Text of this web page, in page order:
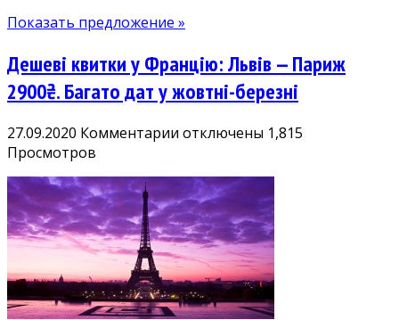
рейси
у
жовнтні-
грудні
Показать предложение »
Дешеві квитки у Францію: Львів — Париж
2900₴. Багато дат у жовтні-березні
27.09.2020 Комментарии к
квитки
у
Францію:
Львів
—
Париж
2900₴.
отключены 1,815
Просмотров